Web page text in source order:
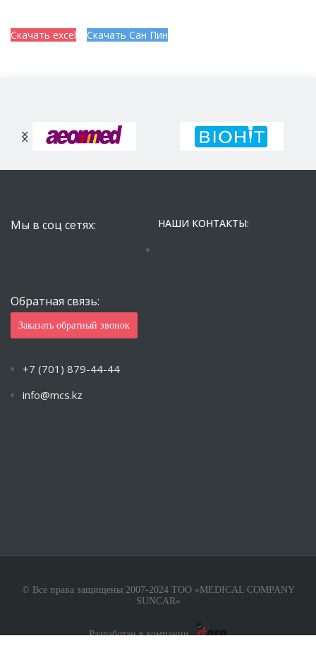
Скачать excel Скачать Сан Пин
Мы в соц сетях:
Обратная связь:
Заказать обратный звонок
НАШИ КОНТАКТЫ:
+7 (701) 879-44-44
info@mcs.kz
© Все права защищены 2007-2024 ТОО «MEDICAL COMPANY
SUNCAR»
Разработан в компании